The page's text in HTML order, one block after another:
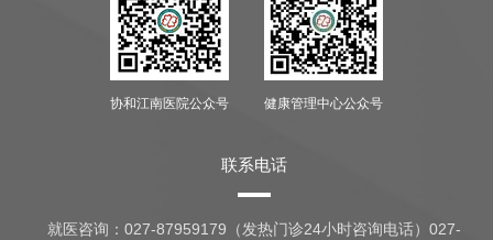
协和江南医院公众号 健康管理中心公众号
联系电话
就医咨询： 027-87959179（发热门诊24小时咨询电话）027-